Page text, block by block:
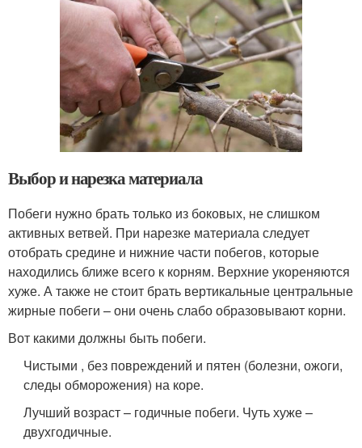
Выбор и нарезка материала
Побеги нужно брать только из боковых, не слишком
активных ветвей. При нарезке материала следует
отобрать средине и нижние части побегов, которые
находились ближе всего к корням. Верхние укореняются
хуже. А также не стоит брать вертикальные центральные
жирные побеги – они очень слабо образовывают корни.
Вот какими должны быть побеги.
Чистыми , без повреждений и пятен (болезни, ожоги,
следы обморожения) на коре.
Лучший возраст – годичные побеги. Чуть хуже –
двухгодичные.